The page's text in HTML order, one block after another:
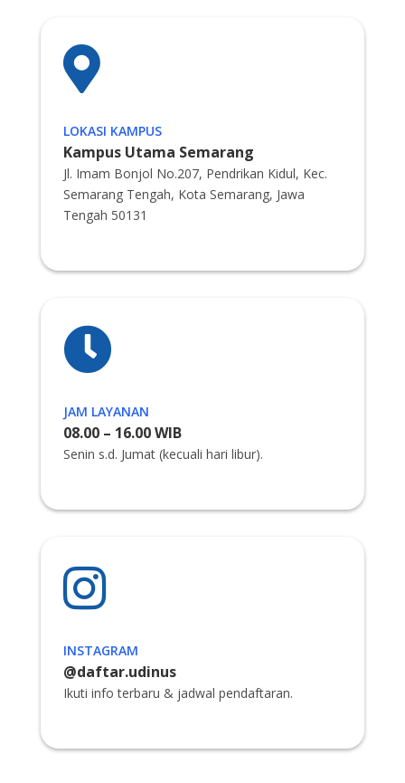

LOKASI KAMPUS
Kampus Utama Semarang
Jl. Imam Bonjol No.207, Pendrikan Kidul, Kec.
Semarang Tengah, Kota Semarang, Jawa
Tengah 50131

JAM LAYANAN
08.00 – 16.00 WIB
Senin s.d. Jumat (kecuali hari libur).

INSTAGRAM
@daftar.udinus
Ikuti info terbaru & jadwal pendaftaran.